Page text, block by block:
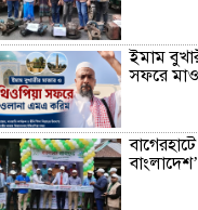
ইমাম
সফরে